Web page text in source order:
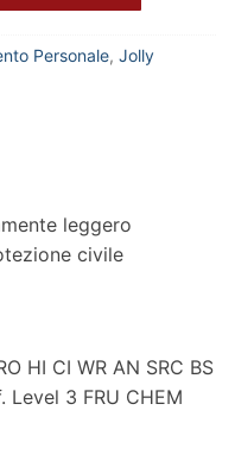
Personale, Jolly
leggero
civile
HI CI WR AN SRC BS
3 FRU CHEM